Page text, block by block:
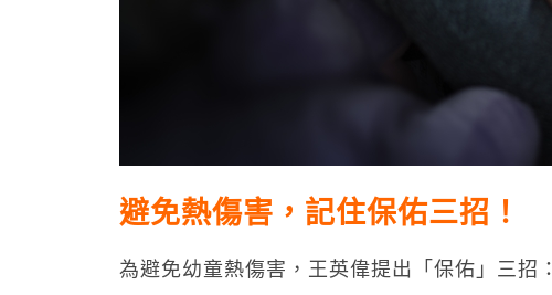
避免熱傷害，記住保佑三招！
為避免幼童熱傷害，王英偉提出「保佑」三招：